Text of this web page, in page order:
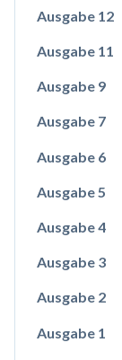
Ausgabe 12
Ausgabe 11
Ausgabe 9
Ausgabe 7
Ausgabe 6
Ausgabe 5
Ausgabe 4
Ausgabe 3
Ausgabe 2
Ausgabe 1